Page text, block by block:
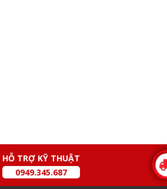
HỖ TRỢ KỸ THUẬT
0949.345.687